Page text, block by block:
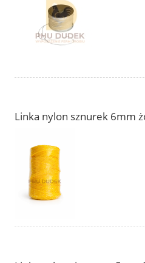
Linka nylon sznurek 6mm